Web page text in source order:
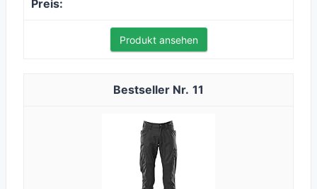
Produkt ansehen
11